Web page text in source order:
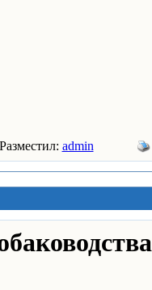
admin